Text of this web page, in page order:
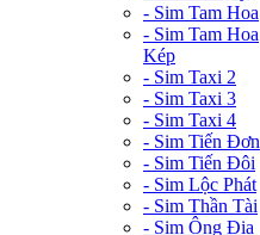
- Sim Tam Hoa
- Sim Tam Hoa
Kép
- Sim Taxi 2
- Sim Taxi 3
- Sim Taxi 4
- Sim Tiến Đơn
- Sim Tiến Đôi
- Sim Lộc Phát
- Sim Thần Tài
- Sim Ông Địa